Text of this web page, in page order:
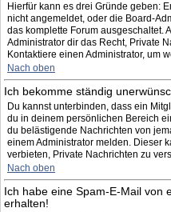
Hierfür kann es drei Gründe geben:
nicht angemeldet, oder die Board-
das komplette Forum ausgeschaltet.
Administrator dir das Recht, Private
Kontaktiere einen Administrator, um
Nach oben
Ich bekomme ständig
Du kannst unterbinden, dass ein
du in deinem persönlichen Bereich
du belästigende Nachrichten von
einem Administrator melden. Dieser
verbieten, Private Nachrichten zu
Nach oben
Ich habe eine Spam-E-Mail von
erhalten!